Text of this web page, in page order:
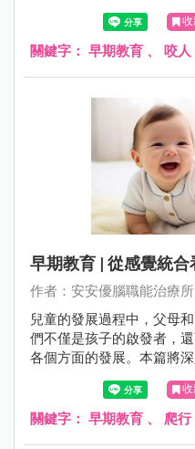
關鍵字： 早期教育 、 咬人
早期教育 | 從感覺統
作者：安安優腦職能治療所
兒童的發展過程中，父母
們不僅是孩子的啟發者，
各個方面的發展。本篇將
段：爬行。通過了解兒童
我們可以更好地理解為什
母和照顧者將在這本文章
關鍵字： 早期教育 、 爬行